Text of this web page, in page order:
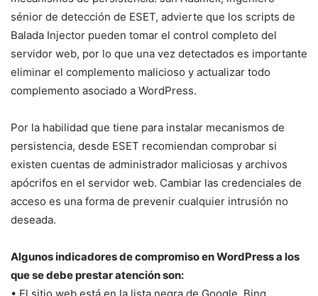
sénior de detección de ESET, advierte que los scripts de
Balada Injector pueden tomar el control completo del
servidor web, por lo que una vez detectados es importante
eliminar el complemento malicioso y actualizar todo
complemento asociado a WordPress.
Por la habilidad que tiene para instalar mecanismos de
persistencia, desde ESET recomiendan comprobar si
existen cuentas de administrador maliciosas y archivos
apócrifos en el servidor web. Cambiar las credenciales de
acceso es una forma de prevenir cualquier intrusión no
deseada.
Algunos indicadores de compromiso en WordPress a los
que se debe prestar atención son: